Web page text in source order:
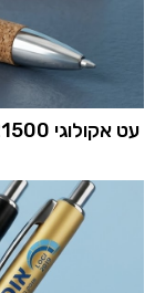
עט אקולוגי 21500